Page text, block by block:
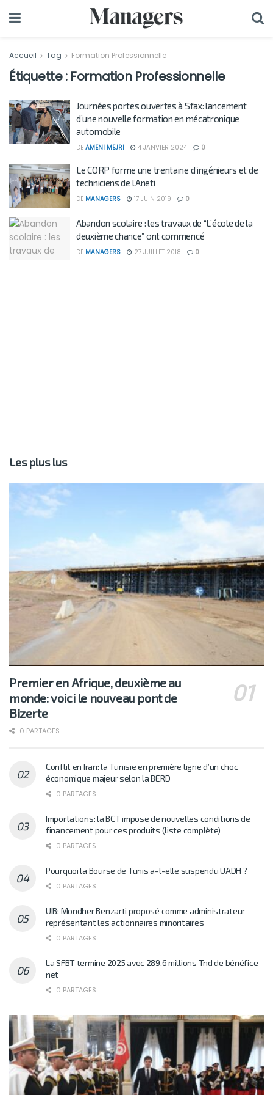
Accueil Tag Formation Professionnelle
Étiquette : Formation Professionnelle
Journées portes ouvertes à Sfax: lancement
d’une nouvelle formation en mécatronique
automobile
DE AMENI MEJRI 4 JANVIER 2024 0
Le CORP forme une trentaine d’ingénieurs et de
techniciens de l’Aneti
DE MANAGERS 17 JUIN 2019 0
Abandon scolaire : les travaux de “L’école de la
deuxième chance” ont commencé
DE MANAGERS 27 JUILLET 2018 0
Les plus lus
Premier en Afrique, deuxième au
monde: voici le nouveau pont de
Bizerte
0 PARTAGES
Conflit en Iran: la Tunisie en première ligne d’un choc
économique majeur selon la BERD
0 PARTAGES
Importations: la BCT impose de nouvelles conditions de
financement pour ces produits (liste complète)
0 PARTAGES
Pourquoi la Bourse de Tunis a-t-elle suspendu UADH ?
0 PARTAGES
UIB: Mondher Benzarti proposé comme administrateur
représentant les actionnaires minoritaires
0 PARTAGES
La SFBT termine 2025 avec 289,6 millions Tnd de bénéfice
net
0 PARTAGES